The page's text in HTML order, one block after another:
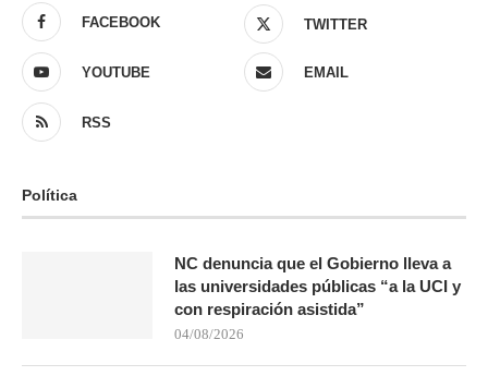
FACEBOOK TWITTER
YOUTUBE EMAIL
RSS
Política
NC denuncia que el Gobierno lleva a
las universidades públicas “a la UCI y
con respiración asistida”
04/08/2026